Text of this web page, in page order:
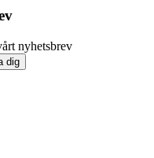
nyhetsbrev
dig